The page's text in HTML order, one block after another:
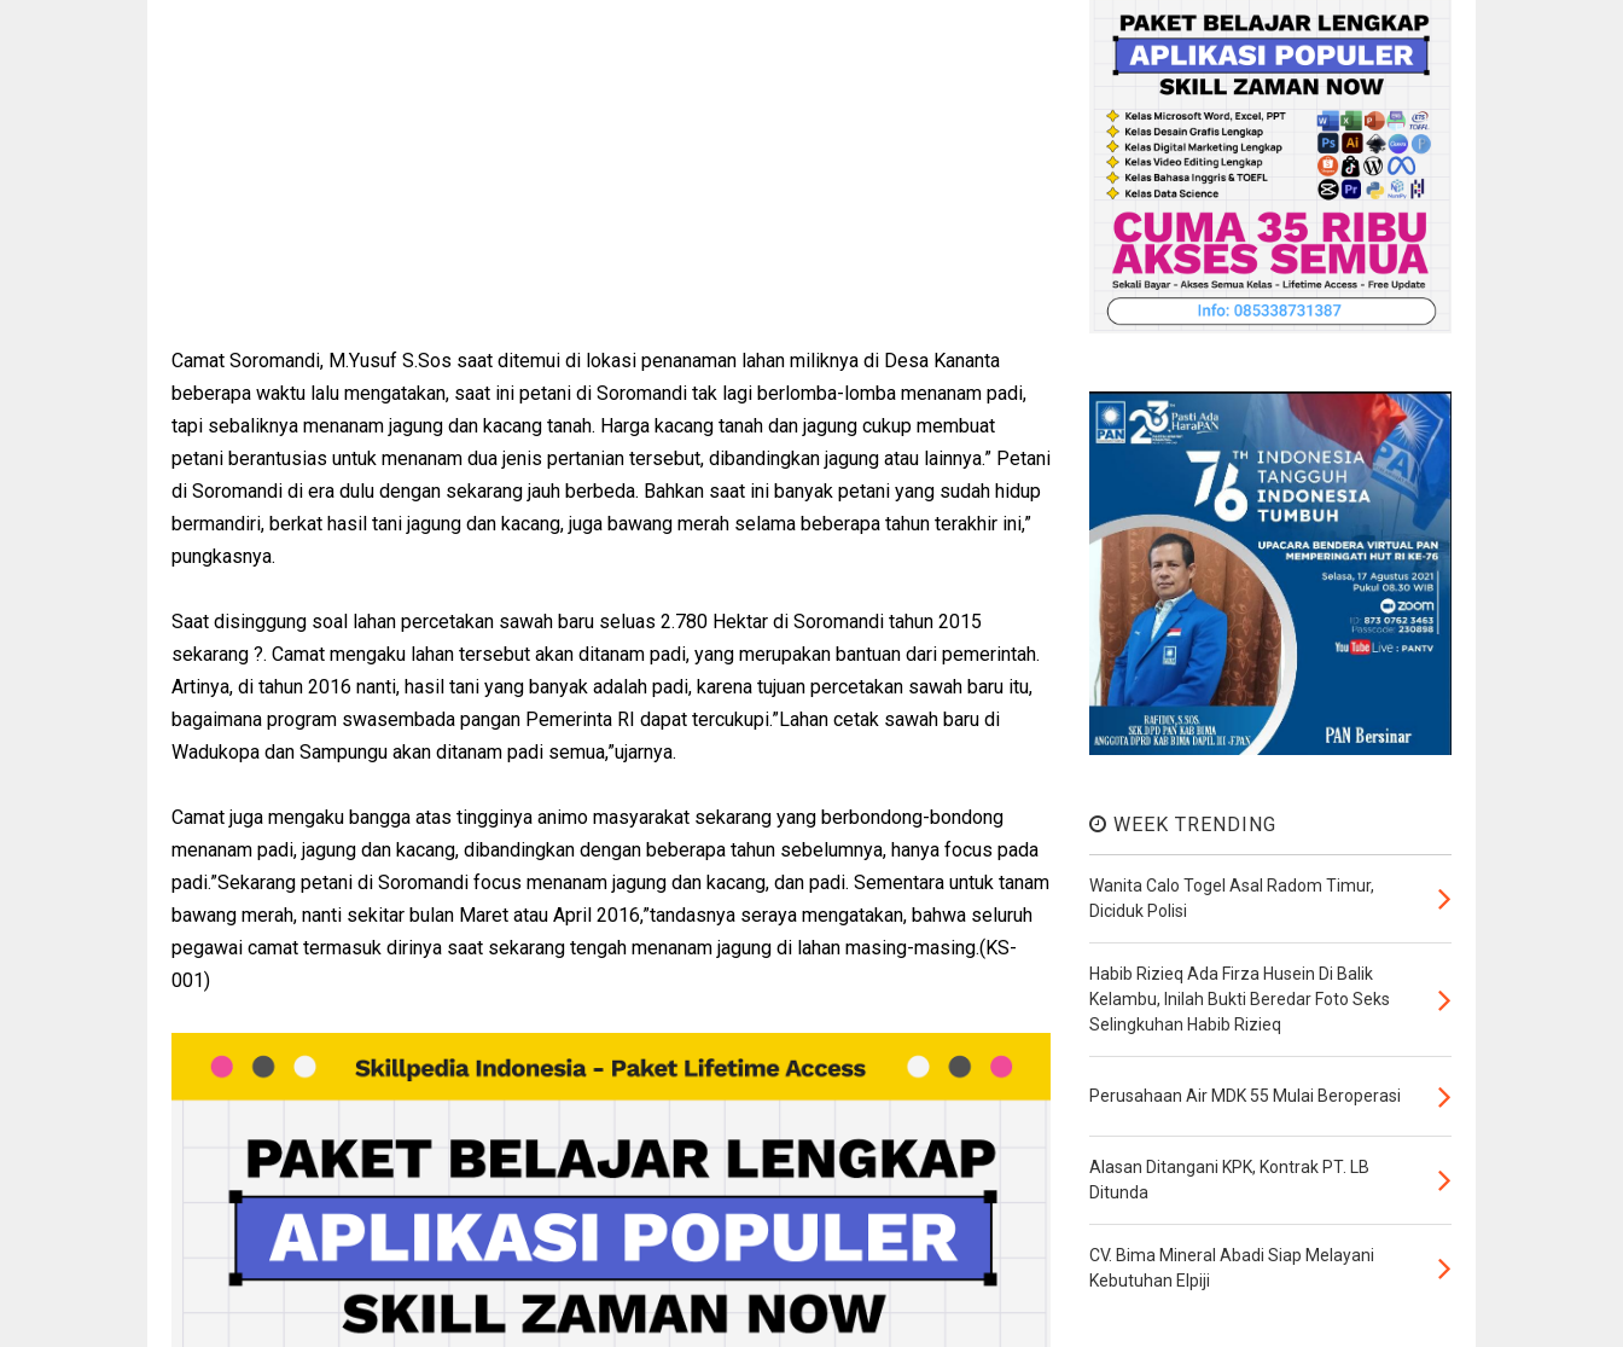
Camat Soromandi, M.Yusuf S.Sos saat ditemui di lokasi penanaman lahan miliknya di Desa Kananta
beberapa waktu lalu mengatakan, saat ini petani di Soromandi tak lagi berlomba-lomba menanam padi,
tapi sebaliknya menanam jagung dan kacang tanah. Harga kacang tanah dan jagung cukup membuat
petani berantusias untuk menanam dua jenis pertanian tersebut, dibandingkan jagung atau lainnya.” Petani
di Soromandi di era dulu dengan sekarang jauh berbeda. Bahkan saat ini banyak petani yang sudah hidup
bermandiri, berkat hasil tani jagung dan kacang, juga bawang merah selama beberapa tahun terakhir ini,”
pungkasnya.
Saat disinggung soal lahan percetakan sawah baru seluas 2.780 Hektar di Soromandi tahun 2015
sekarang ?. Camat mengaku lahan tersebut akan ditanam padi, yang merupakan bantuan dari pemerintah.
Artinya, di tahun 2016 nanti, hasil tani yang banyak adalah padi, karena tujuan percetakan sawah baru itu,
bagaimana program swasembada pangan Pemerinta RI dapat tercukupi.”Lahan cetak sawah baru di
Wadukopa dan Sampungu akan ditanam padi semua,”ujarnya.
Camat juga mengaku bangga atas tingginya animo masyarakat sekarang yang berbondong-bondong
menanam padi, jagung dan kacang, dibandingkan dengan beberapa tahun sebelumnya, hanya focus pada
padi.”Sekarang petani di Soromandi focus menanam jagung dan kacang, dan padi. Sementara untuk tanam
bawang merah, nanti sekitar bulan Maret atau April 2016,”tandasnya seraya mengatakan, bahwa seluruh
pegawai camat termasuk dirinya saat sekarang tengah menanam jagung di lahan masing-masing.(KS-
001)
WEEK TRENDING
Wanita Calo Togel Asal Radom Timur,
Diciduk Polisi
Habib Rizieq Ada Firza Husein Di Balik
Kelambu, Inilah Bukti Beredar Foto Seks
Selingkuhan Habib Rizieq
Perusahaan Air MDK 55 Mulai Beroperasi
Alasan Ditangani KPK, Kontrak PT. LB
Ditunda
CV. Bima Mineral Abadi Siap Melayani
Kebutuhan Elpiji